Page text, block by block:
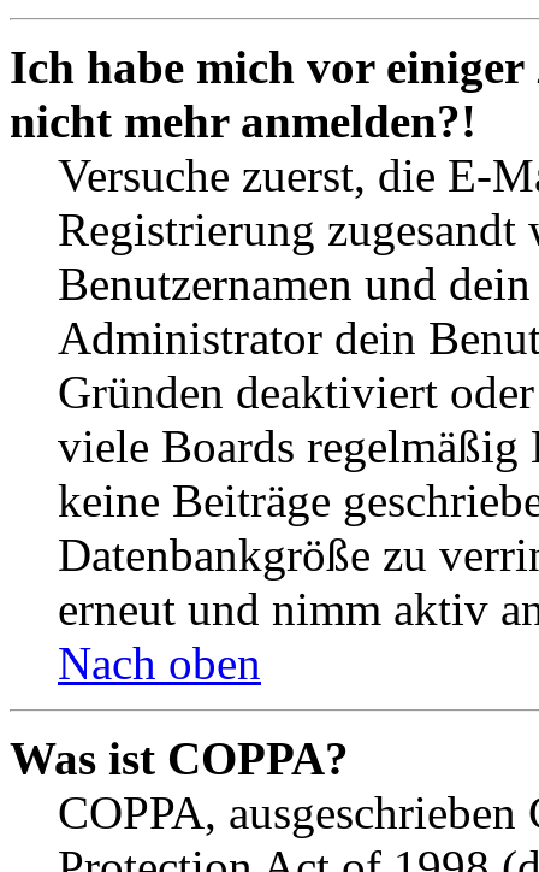
Ich habe mich vor
nicht mehr anmelden?!
Versuche zuerst, die E-
Registrierung
Benutzernamen und
Administrator dein
Gründen deaktiviert
viele Boards
keine Beiträge
Datenbankgröße zu
erneut und nimm aktiv
Nach oben
Was ist COPPA?
COPPA,